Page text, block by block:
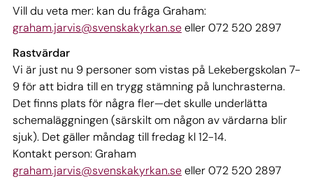
Vill du veta mer: kan du fråga Graham:
graham.jarvis@svenskakyrkan.seeller 072 520 2897
Rastvärdar
Vi är just nu 9 personer som vistas på Lekebergskolan 7-
9 för att bidra till en trygg stämning på lunchrasterna.
Det finns plats för några fler—det skulle underlätta
schemaläggningen (särskilt om någon av värdarna blir
sjuk). Det gäller måndag till fredag kl 12-14.
Kontakt person: Graham
graham.jarvis@svenskakyrkan.seeller 072 520 2897